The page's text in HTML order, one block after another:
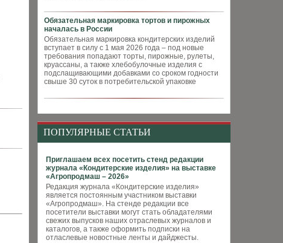
Обязательная маркировка тортов и пирожных
началась в России
Обязательная маркировка кондитерских изделий
вступает в силу с 1 мая 2026 года – под новые
требования попадают торты, пирожные, рулеты,
круассаны, а также хлебобулочные изделия с
подслащивающими добавками со сроком годности
свыше 30 суток в потребительской упаковке
ПОПУЛЯРНЫЕ СТАТЬИ
Приглашаем всех посетить стенд редакции
журнала «Кондитерские изделия» на выставке
«Агропродмаш – 2026»
Редакция журнала «Кондитерские изделия»
является постоянным участником выставки
«Агропродмаш». На стенде редакции все
посетители выставки могут стать обладателями
свежих выпусков наших отраслевых журналов и
каталогов, а также оформить подписки на
отласлевые новостные ленты и дайджесты.